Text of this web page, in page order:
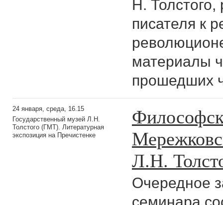
Н.
писателя к
материалы
прошедших
24 января, среда, 16.15
Государственный музей Л.Н.
Толстого (ГМТ). Литературная
экспозиция на Пречистенке
Л.Н.
Очередное
семинара